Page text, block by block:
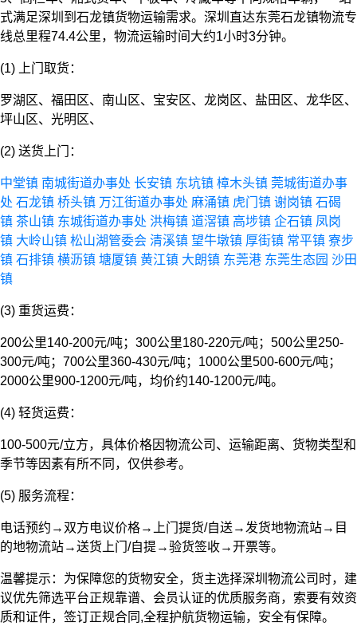
式满足深圳到石龙镇货物运输需求。深圳直达东莞石龙镇物流专
线总里程74.4公里，物流运输时间大约1小时3分钟。
(1) 上门取货：
罗湖区、福田区、南山区、宝安区、龙岗区、盐田区、龙华区、
坪山区、光明区、
(2) 送货上门：
中堂镇 南城街道办事处 长安镇 东坑镇 樟木头镇 莞城街道办事
处 石龙镇 桥头镇 万江街道办事处 麻涌镇 虎门镇 谢岗镇 石碣
镇 茶山镇 东城街道办事处 洪梅镇 道滘镇 高埗镇 企石镇 凤岗
镇 大岭山镇 松山湖管委会 清溪镇 望牛墩镇 厚街镇 常平镇 寮步
镇 石排镇 横沥镇 塘厦镇 黄江镇 大朗镇 东莞港 东莞生态园 沙田
镇
(3) 重货运费：
200公里140-200元/吨；300公里180-220元/吨；500公里250-
300元/吨；700公里360-430元/吨；1000公里500-600元/吨；
2000公里900-1200元/吨，均价约140-1200元/吨。
(4) 轻货运费：
100-500元/立方，具体价格因物流公司、运输距离、货物类型和
季节等因素有所不同，仅供参考。
(5) 服务流程：
电话预约→双方电议价格→上门提货/自送→发货地物流站→目
的地物流站→送货上门/自提→验货签收→开票等。
温馨提示：为保障您的货物安全，货主选择深圳物流公司时，建
议优先筛选平台正规靠谱、会员认证的优质服务商，索要有效资
质和证件，签订正规合同,全程护航货物运输，安全有保障。